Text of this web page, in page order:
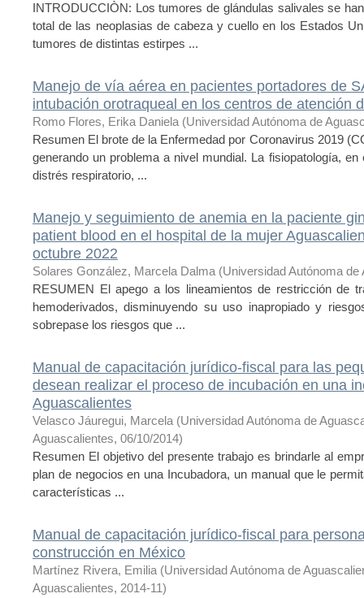
INTRODUCCIÒN: Los tumores de glándulas salivales se
total de las neoplasias de cabeza y cuello en los Estados
tumores de distintas estirpes ...
Manejo de vía aérea en pacientes portadores de
intubación orotraqueal en los centros de atención
Romo Flores, Erika Daniela (Universidad Autónoma de
Resumen El brote de la Enfermedad por Coronavirus 2019
generando un problema a nivel mundial. La fisiopatología,
distrés respiratorio, ...
Manejo y seguimiento de anemia en la paciente
patient blood en el hospital de la mujer
octubre 2022
Solares González, Marcela Dalma (Universidad Autónoma de
RESUMEN El apego a los lineamientos de restricción de
hemoderivados, disminuyendo su uso inapropiado y
sobrepase los riesgos que ...
Manual de capacitación jurídico-fiscal para las
desean realizar el proceso de incubación en una
Aguascalientes
Velasco Jáuregui, Marcela (Universidad Autónoma de
Aguascalientes, 06/10/2014)
Resumen El objetivo del presente trabajo es brindarle al
plan de negocios en una Incubadora, un manual que le
características ...
Manual de capacitación jurídico-fiscal para
construcción en México
Martínez Rivera, Emilia (Universidad Autónoma de
Aguascalientes, 2014-11)